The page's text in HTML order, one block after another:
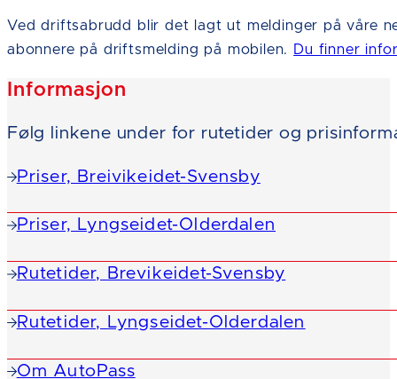
Ved driftsabrudd blir det lagt ut meldinger på våre
abonnere på driftsmelding på mobilen.
Du finner
Informasjon
Følg linkene under for rutetider og
Priser, Breivikeidet-Svensby
Priser, Lyngseidet-Olderdalen
Rutetider, Brevikeidet-Svensby
Rutetider, Lyngseidet-Olderdalen
Om AutoPass